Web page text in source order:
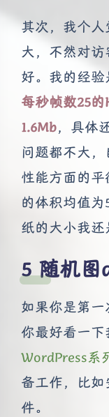
其次，我个
大，不然对
好。我的经验
每秒帧数25
1.6Mb，具体
问题都不大
性能方面的
的体积均值
纸的大小我还
随机图
如果你是第一
你最好看一
WordPress系
备工作，比如
件。